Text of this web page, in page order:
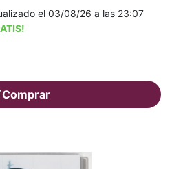
el 03/08/26 a las 23:07
Comprar